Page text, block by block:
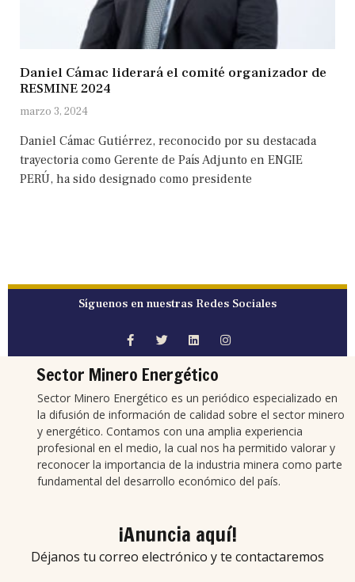
Daniel Cámac liderará el comité organizador de
RESMINE 2024
marzo 3, 2024
Daniel Cámac Gutiérrez, reconocido por su destacada
trayectoria como Gerente de País Adjunto en ENGIE
PERÚ, ha sido designado como presidente
Síguenos en nuestras Redes Sociales
Sector Minero Energético
Sector Minero Energético es un periódico especializado en
la difusión de información de calidad sobre el sector minero
y energético. Contamos con una amplia experiencia
profesional en el medio, la cual nos ha permitido valorar y
reconocer la importancia de la industria minera como parte
fundamental del desarrollo económico del país.
¡Anuncia aquí!
Déjanos tu correo electrónico y te contactaremos